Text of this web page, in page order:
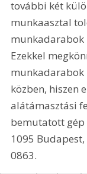
további két
munkaasztal
munkadarabok
Ezekkel
munkadarabok
közben, hiszen
alátámasztási
bemutatott gép
1095
0863.